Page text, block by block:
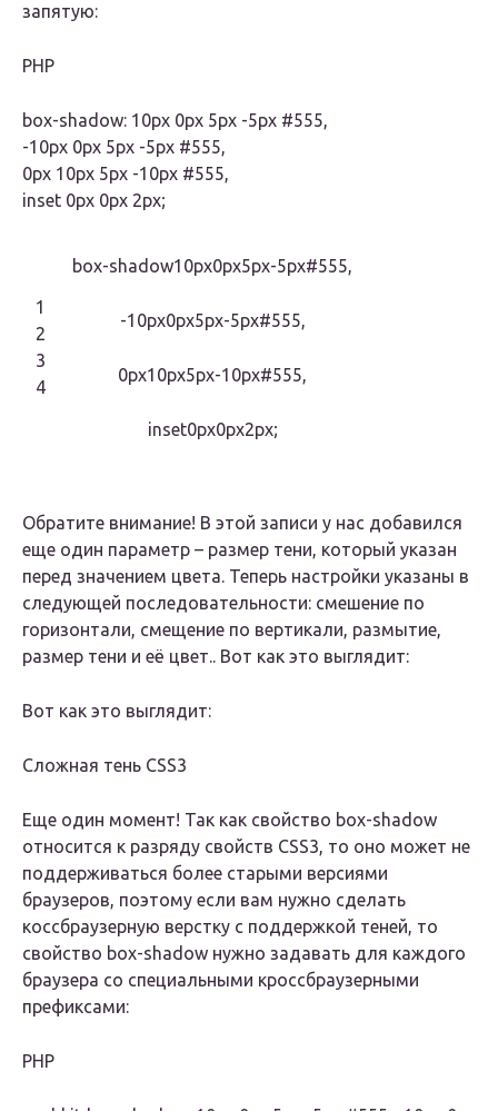
запятую:
PHP
box-shadow: 10px 0px 5px -5px #555,
-10px 0px 5px -5px #555,
0px 10px 5px -10px #555,
inset 0px 0px 2px;
1
2
3
4
box-shadow10px0px5px-5px#555,
-10px0px5px-5px#555,
0px10px5px-10px#555,
inset0px0px2px;
Обратите внимание! В этой записи у нас добавился
еще один параметр – размер тени, который указан
перед значением цвета. Теперь настройки указаны в
следующей последовательности: смешение по
горизонтали, смещение по вертикали, размытие,
размер тени и её цвет.. Вот как это выглядит:
Вот как это выглядит:
Сложная тень CSS3
Еще один момент! Так как свойство box-shadow
относится к разряду свойств CSS3, то оно может не
поддерживаться более старыми версиями
браузеров, поэтому если вам нужно сделать
коссбраузерную верстку с поддержкой теней, то
свойство box-shadow нужно задавать для каждого
браузера со специальными кроссбраузерными
префиксами:
PHP